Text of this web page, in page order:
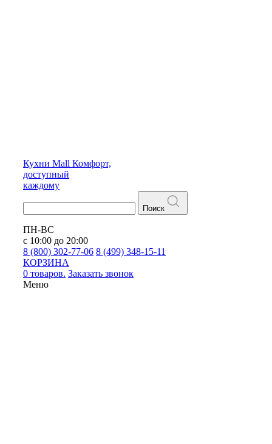
Кухни Mall Комфорт,
доступный
каждому
Поиск
ПН-ВС
с 10:00 до 20:00
8 (800) 302-77-06 8 (499) 348-15-11
КОРЗИНА
0 товаров. Заказать звонок
Меню